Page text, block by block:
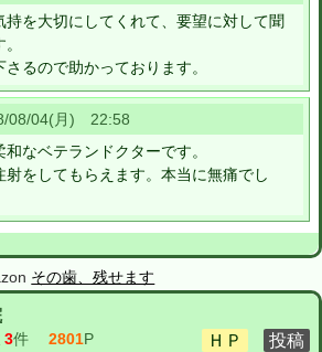
を大切にしてくれて、要望に対して聞
るので助かっております。
04(月) 22:58
なベテランドクターです。
をしてもらえます。本当に無痛でし
その歯、残せます
3件 2801P